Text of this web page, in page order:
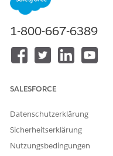
ClickExecute
Assign the permission
Geben Sie uns
1-800-667-6389
SALESFORCE
Datenschutzerklärung
Sicherheitserklärung
Nutzungsbedingungen